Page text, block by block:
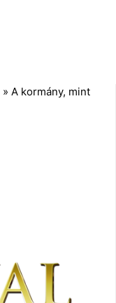
» A kormány, mint